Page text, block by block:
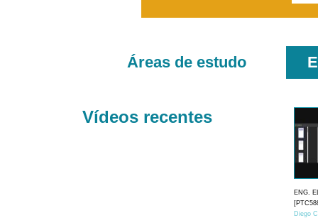
Áreas de estudo
Vídeos recentes
ENG.
Diego